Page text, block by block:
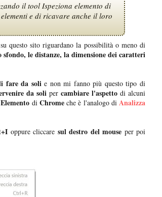
il tool Ispeziona elemento di
e di ricavare anche il loro
questo sito riguardano la possibilità o meno di
le distanze, la dimensione dei caratteri
fare da solie non mi fanno più questo tipo di
da soli per cambiare l'aspetto di alcuni
di Chromeche è l'analogo diAnalizza
oppure cliccare sul destro del mouse per poi